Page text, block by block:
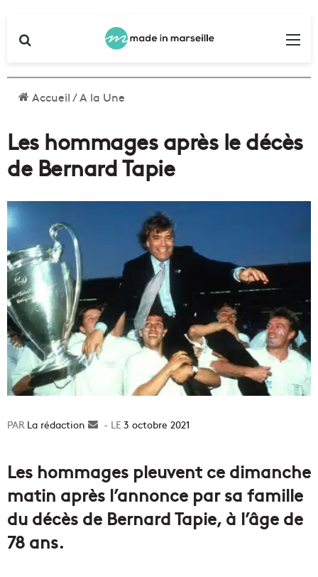
Accueil/A la Une
Les hommages après le décès
de Bernard Tapie
La rédaction
Envoyer3 octobre 2021
Les hommages pleuvent ce dimanche
matin après l’annonce par sa famille
du décès de Bernard Tapie, à l’âge de
78 ans.